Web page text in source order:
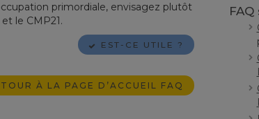
primordiale, envisagez plutôt
le CMP21.
EST-CE UTILE ?
À LA PAGE D’ACCUEIL FAQ